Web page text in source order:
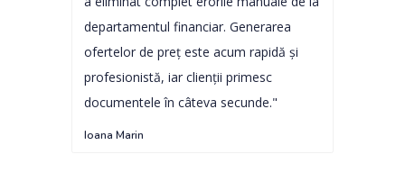
departamentul financiar. Generarea
ofertelor de preț este acum rapidă și
profesionistă, iar clienții primesc
documentele în câteva secunde."
Ioana Marin